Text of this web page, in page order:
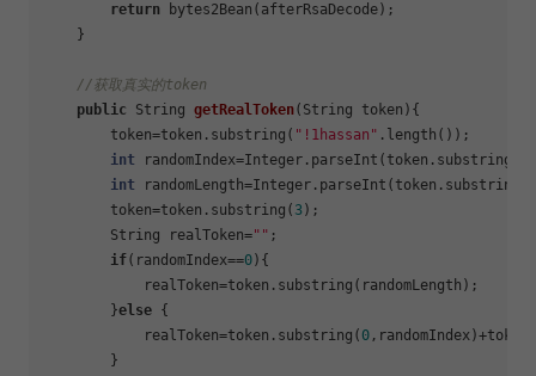
return bytes2Bean(afterRsaDecode);
    }
//获取真实的token
public String getRealToken(String token) {
        token=token.substring(
"!1hassan" .length());
int randomIndex=Integer.parseInt(token.substring(
int randomLength=Integer.parseInt(token.substring(
        token=token.substring(
3 );
        String realToken=
"" ;
if(randomIndex==0 ){
            realToken=token.substring(randomLength);
        }
else {
            realToken=token.substring(
0
        }